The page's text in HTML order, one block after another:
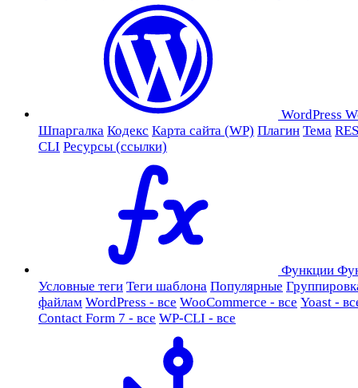
WordPress
Шпаргалка Кодекс Карта сайта (WP) Плагин Тема
CLI Ресурсы (ссылки)
Функции
Условные теги Теги шаблона Популярные
файлам WordPress - все WooCommerce - все Yoast -
Contact Form 7 - все WP-CLI - все